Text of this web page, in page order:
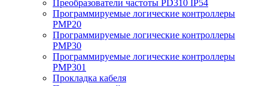
Преобразователи частоты PD310 IP54
Программируемые логические контроллеры
PMP20
Программируемые логические контроллеры
PMP30
Программируемые логические контроллеры
PMP301
Прокладка кабеля